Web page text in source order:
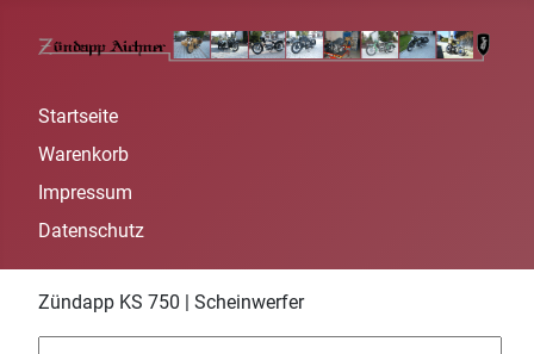
Startseite
Warenkorb
Impressum
Datenschutz
Zündapp KS 750 | Scheinwerfer